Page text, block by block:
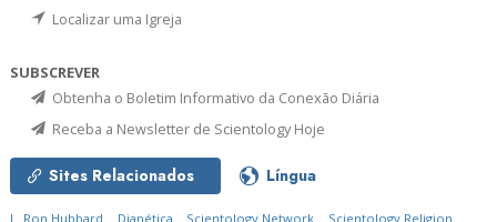
Localizar uma Igreja
SUBSCREVER
Obtenha o Boletim Informativo da Conexão Diária
Receba a Newsletter de Scientology Hoje
Sites Relacionados Língua
L. Ron Hubbard Dianética Scientology Network Scientology Religion